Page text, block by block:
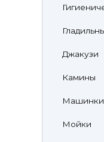
Джакузи
Камины
Машинки
Мойки